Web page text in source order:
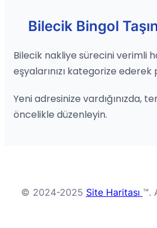
Bilecik Bingol
Bilecik nakliye sürecini verimli
eşyalarınızı kategorize
Yeni adresinize vardığınızda,
öncelikle düzenleyin.
© 2024-2025 Site Haritası ™.